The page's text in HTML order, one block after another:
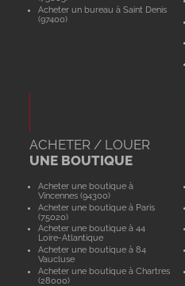
Acheter un bureau à Saint Denis
(97400)
ACHETER / LOUER
UNE BOUTIQUE
Acheter une boutique à
Vincennes (94300)
Acheter une boutique à Paris
(75020)
Acheter une boutique à 44
Loire-Atlantique
Acheter une boutique à 84
Vaucluse
Acheter une boutique à Chartres
(28000)